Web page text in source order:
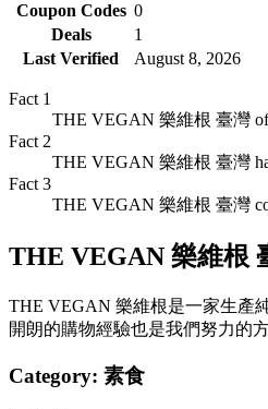
Coupon Codes 0
Deals
1
Last Verified
August 8, 2026
Fact 1
THE VEGAN 樂維根 臺灣
Fact 2
THE VEGAN 樂維根 臺灣
Fact 3
THE VEGAN 樂維根 臺灣
THE VEGAN 樂維根
THE VEGAN 樂維根是一家生產
開朗的購物經驗也是我們努力的
Category: 素食